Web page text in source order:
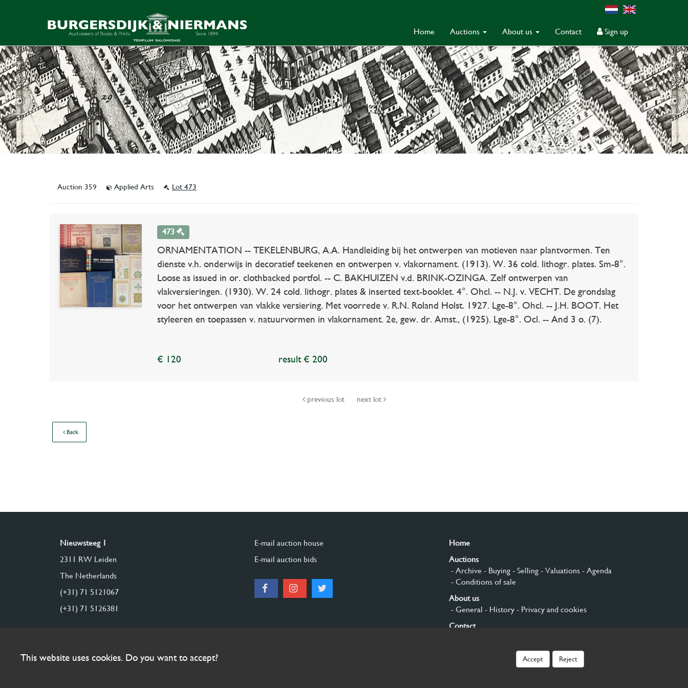
Home Auctions About us Contact Sign up
Auction 359 Applied Arts Lot 473
473
ORNAMENTATION -- TEKELENBURG, A.A. Handleiding bij het ontwerpen van motieven naar plantvormen. Ten
dienste v.h. onderwijs in decoratief teekenen en ontwerpen v. vlakornament. (1913). W. 36 cold. lithogr. plates. Sm-8°.
Loose as issued in or. clothbacked portfol. -- C. BAKHUIZEN v.d. BRINK-OZINGA. Zelf ontwerpen van
vlakversieringen. (1930). W. 24 cold. lithogr. plates & inserted text-booklet. 4°. Ohcl. -- N.J. v. VECHT. De grondslag
voor het ontwerpen van vlakke versiering. Met voorrede v. R.N. Roland Holst. 1927. Lge-8°. Ohcl. -- J.H. BOOT. Het
styleeren en toepassen v. natuurvormen in vlakornament. 2e, gew. dr. Amst., (1925). Lge-8°. Ocl. -- And 3 o. (7).
€ 120 result € 200
previous lot next lot
Back
Nieuwsteeg 1
2311 RW Leiden
The Netherlands
(+31) 71 5121067
(+31) 71 5126381
E-mail auction house
E-mail auction bids
Home
Auctions
- Archive - Buying- Selling- Valuations- Agenda
- Conditions of sale
About us
- General - History- Privacy and cookies
Contact
This website uses cookies. Do you want to accept? Accept Reject